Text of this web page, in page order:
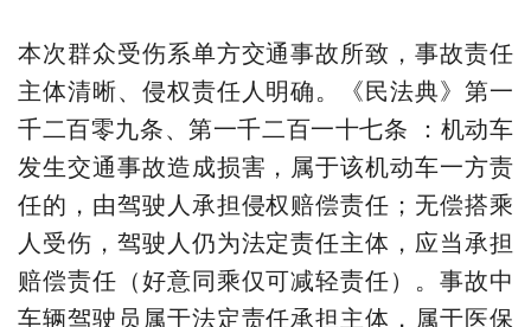
本次群众受伤系单方交通事故所致，事故责任
主体清晰、侵权责任人明确。《民法典》第一
千二百零九条、第一千二百一十七条 ：机动车
发生交通事故造成损害，属于该机动车一方责
任的，由驾驶人承担侵权赔偿责任；无偿搭乘
人受伤，驾驶人仍为法定责任主体，应当承担
赔偿责任（好意同乘仅可减轻责任）。事故中
车辆驾驶员属于法定责任承担主体，属于医保